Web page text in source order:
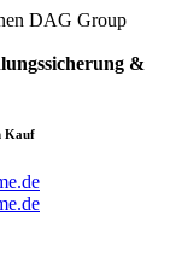
DAG Group
&
Kauf